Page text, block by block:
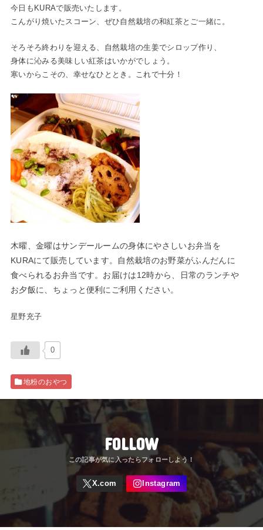
今日もKURAで販売いたします。
こんがり焼いたスコーン、ぜひ自然栽培の和紅茶とご一緒に。
そろそろ終わりを迎える、自然栽培の生姜でシロップ作り、
身体に沁みる美味しい紅茶はいかがでしょう。
寒いからこその、幸せなひととき。これで十分！
木曜、金曜はサンデールームの身体にやさしいお弁当を
KURAにて販売しています。自然栽培のお野菜がふんだんに
食べられるお弁当です。お届けは12時から、日常のランチや
お夕飯に、ちょっと便利にご利用ください。
星野充子
0
地粉のおやつ
FOLLOW